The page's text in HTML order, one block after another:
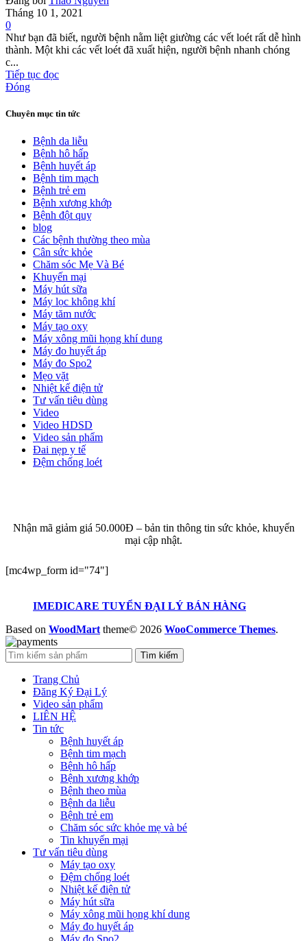
Tháng 10 1, 2021
0
Như bạn đã biết, người bệnh nằm liệt giường các vết loét rất dễ hình
thành. Một khi các vết loét đã xuất hiện, người bệnh nhanh chóng
c...
Tiếp tục đọc
Đóng
Chuyên mục tin tức
Bệnh da liễu
Bệnh hô hấp
Bệnh huyết áp
Bệnh tim mạch
Bệnh trẻ em
Bệnh xương khớp
Bệnh đột quỵ
blog
Các bệnh thường theo mùa
Cân sức khỏe
Chăm sóc Mẹ Và Bé
Khuyến mại
Máy hút sữa
Máy lọc không khí
Máy tăm nước
Máy tạo oxy
Máy xông mũi họng khí dung
Máy đo huyết áp
Máy đo Spo2
Mẹo vặt
Nhiệt kế điện tử
Tư vấn tiêu dùng
Video
Video HDSD
Video sản phẩm
Đai nẹp y tế
Đệm chống loét
Nhận mã giảm giá 50.000Đ – bản tin thông tin sức khỏe, khuyến
mại cập nhật.
[mc4wp_form id="74"]
IMEDICARE TUYỂN ĐẠI LÝ BÁN HÀNG
Based on WoodMart theme© 2026 WooCommerce Themes.
Tìm kiếm
Trang Chủ
Đăng Ký Đại Lý
Video sản phẩm
LIÊN HỆ
Tin tức
Bệnh huyết áp
Bệnh tim mạch
Bệnh hô hấp
Bệnh xương khớp
Bệnh theo mùa
Bệnh da liễu
Bệnh trẻ em
Chăm sóc sức khỏe mẹ và bé
Tin khuyến mại
Tư vấn tiêu dùng
Máy tạo oxy
Đệm chống loét
Nhiệt kế điện tử
Máy hút sữa
Máy xông mũi họng khí dung
Máy đo huyết áp
Máy đo Spo2